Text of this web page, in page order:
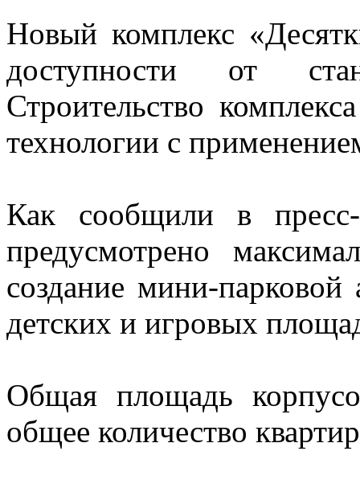
Новый комплекс
доступности от
Строительство
технологии с
Как сообщили в
предусмотрено
создание мини-парковой
детских и игровых
Общая площадь
общее количество